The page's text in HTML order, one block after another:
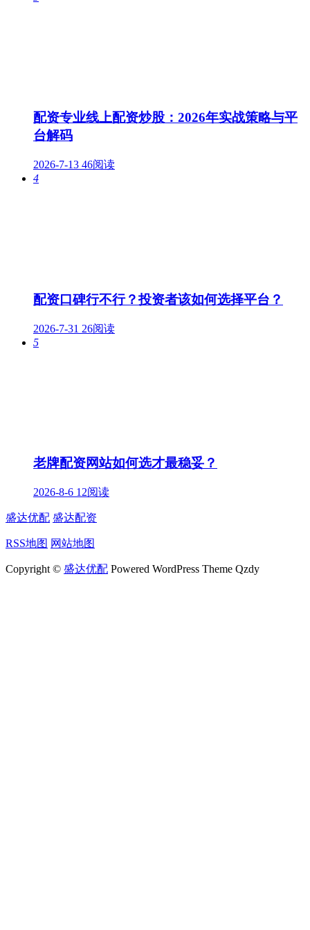
配资专业线上配资炒股：2026年实战策略与平
台解码
2026-7-13 46阅读
4
配资口碑行不行？投资者该如何选择平台？
2026-7-31 26阅读
5
老牌配资网站如何选才最稳妥？
2026-8-6 12阅读
盛达优配 盛达配资
RSS地图 网站地图
Copyright © 盛达优配 Powered WordPress Theme Qzdy